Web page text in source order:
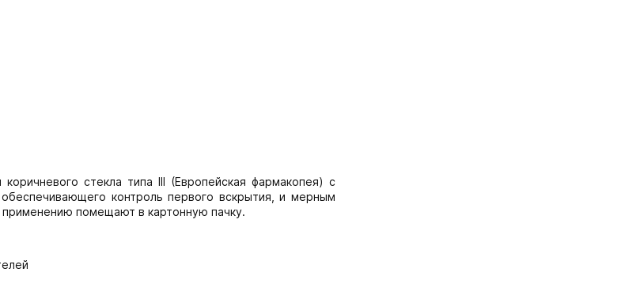
стекла типа III (Европейская фармакопея) с
контроль первого вскрытия, и мерным
помещают в картонную пачку.